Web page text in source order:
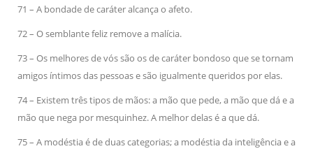
71 – A bondade de caráter alcança o afeto.
72 – O semblante feliz remove a malícia.
73 – Os melhores de vós são os de caráter bondoso que se tornam
amigos íntimos das pessoas e são igualmente queridos por elas.
74 – Existem três tipos de mãos: a mão que pede, a mão que dá e a
mão que nega por mesquinhez. A melhor delas é a que dá.
75 – A modéstia é de duas categorias; a modéstia da inteligência e a